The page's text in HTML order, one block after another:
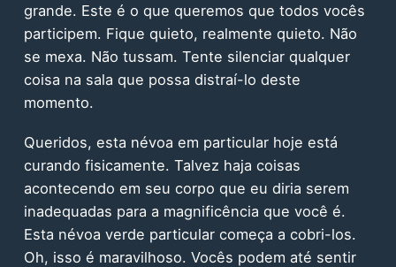
grande. Este é o que queremos que todos vocês
participem. Fique quieto, realmente quieto. Não
se mexa. Não tussam. Tente silenciar qualquer
coisa na sala que possa distraí-lo deste
momento.
Queridos, esta névoa em particular hoje está
curando fisicamente. Talvez haja coisas
acontecendo em seu corpo que eu diria serem
inadequadas para a magnificência que você é.
Esta névoa verde particular começa a cobri-los.
Oh, isso é maravilhoso. Vocês podem até sentir